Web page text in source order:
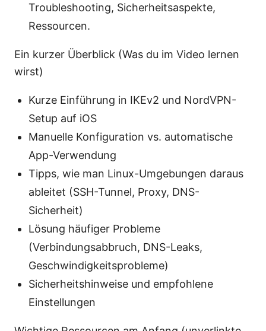
Troubleshooting, Sicherheitsaspekte,
Ressourcen.
Ein kurzer Überblick (Was du im Video lernen
wirst)
Kurze Einführung in IKEv2 und NordVPN-
Setup auf iOS
Manuelle Konfiguration vs. automatische
App-Verwendung
Tipps, wie man Linux-Umgebungen daraus
ableitet (SSH-Tunnel, Proxy, DNS-
Sicherheit)
Lösung häufiger Probleme
(Verbindungsabbruch, DNS-Leaks,
Geschwindigkeitsprobleme)
Sicherheitshinweise und empfohlene
Einstellungen